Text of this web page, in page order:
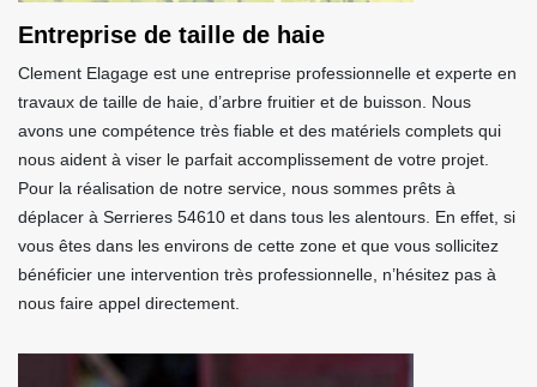
Entreprise de taille de haie
Clement Elagage est une entreprise professionnelle et experte en
travaux de taille de haie, d’arbre fruitier et de buisson. Nous
avons une compétence très fiable et des matériels complets qui
nous aident à viser le parfait accomplissement de votre projet.
Pour la réalisation de notre service, nous sommes prêts à
déplacer à Serrieres 54610 et dans tous les alentours. En effet, si
vous êtes dans les environs de cette zone et que vous sollicitez
bénéficier une intervention très professionnelle, n’hésitez pas à
nous faire appel directement.